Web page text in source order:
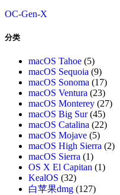
OC-Gen-X
分类
macOS Tahoe (5)
macOS Sequoia (9)
macOS Sonoma (17)
macOS Ventura (23)
macOS Monterey (27)
macOS Big Sur(45)
macOS Catalina (22)
macOS Mojave (5)
macOS High Sierra (2)
macOS Sierra (1)
OS X El Capitan (1)
KealOS (32)
白苹果dmg (127)